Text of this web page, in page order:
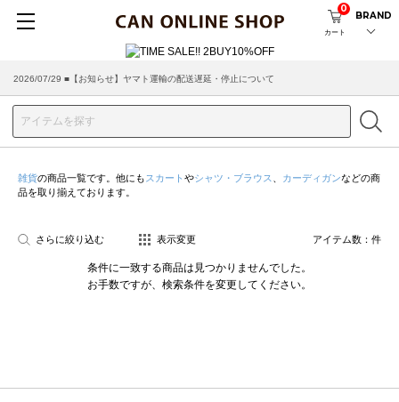
カート
0
BRAND
2026/07/29 ■【お知らせ】ヤマト運輸の配送遅延・停止について
雑貨の商品一覧です。他にも スカート やシャツ・ブラウス カーディガンなどの商
品を取り揃えております。
さらに絞り込む 表示変更 アイテム数： 件
条件に一致する商品は見つかりませんでした。
お手数ですが、検索条件を変更してください。